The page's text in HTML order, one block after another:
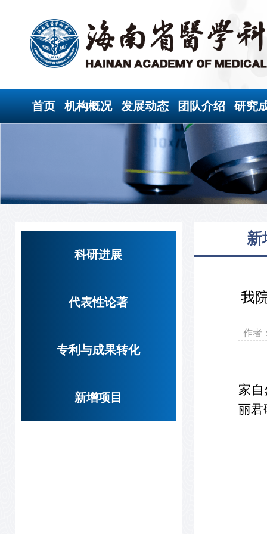
首页 机构概况 发展动态 团队介绍 研究
科研进展
代表性论著
专利与成果转化
新增项目
新
我
作
家
丽君